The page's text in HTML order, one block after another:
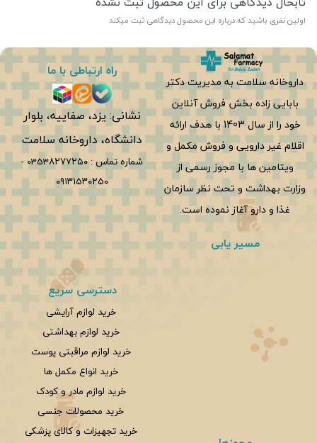
اولین نفری باشید که درباره این محصول دیدگاهی ثبت میکند
داروخانه سلامت به مدیریت دکتر
بابایی زاده بخش فروش آنلاین
خود را از سال 1403 با هدف ارائه
اقلام غیر دارویی و فروش مکمل و
ویتامین ها با مجوز رسمی از
وزارت بهداشت و تحت نظر سازمان
غذا و دارو آغاز نموده است.
راه ارتباطی با ما
نشانی: یزد، صفاییه، بلوار
دانشگاه، داروخانه سلامت
شماره تماس :0353۸۲۷۷۲۵۰ -
۰۹۱۳۱۵۳۰۲۵۰
مسیر یابی
دسترسی سریع
خرید لوازم آرایشی
خرید لوازم بهداشتی
خرید لوازم مراقبتی پوست
خرید انواع مکمل ها
خرید لوازم مادر و کودک
خرید محصولات جنسی
خرید تجهیزات و کالای پزشکی